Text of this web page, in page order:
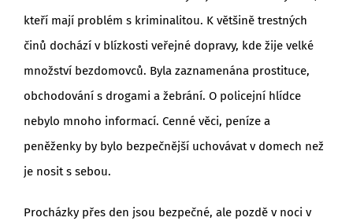
kteří mají problém s kriminalitou. K většině trestných
činů dochází v blízkosti veřejné dopravy, kde žije velké
množství bezdomovců. Byla zaznamenána prostituce,
obchodování s drogami a žebrání. O policejní hlídce
nebylo mnoho informací. Cenné věci, peníze a
peněženky by bylo bezpečnější uchovávat v domech než
je nosit s sebou.
Procházky přes den jsou bezpečné, ale pozdě v noci v